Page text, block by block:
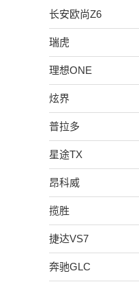
长安欧尚Z6
瑞虎
理想ONE
炫界
普拉多
星途TX
昂科威
揽胜
捷达VS7
奔驰GLC